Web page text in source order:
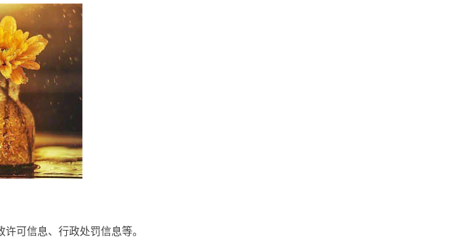
可信息、行政处罚信息等。